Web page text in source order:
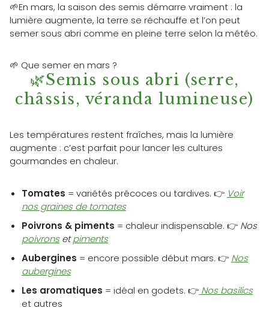
🌱En mars, la saison des semis démarre vraiment : la
lumière augmente, la terre se réchauffe et l’on peut
semer sous abri comme en pleine terre selon la météo.
🌱 Que semer en mars ?
🌿Semis sous abri (serre,
châssis, véranda lumineuse)
Les températures restent fraîches, mais la lumière
augmente : c’est parfait pour lancer les cultures
gourmandes en chaleur.
Tomates = variétés précoces ou tardives. 👉 Voir
nos graines de tomates
Poivrons & piments = chaleur indispensable. 👉 Nos
poivronsetpiments
Aubergines = encore possible début mars. 👉 Nos
aubergines
Les aromatiques = idéal en godets. 👉 Nos basilics
et autres